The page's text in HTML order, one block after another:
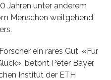
Jahren unter anderem
Menschen weitgehend
ein rares Gut. «Für
betont Peter Bayer,
Institut der ETH